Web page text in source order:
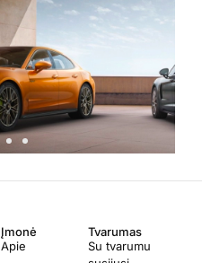
Įmonė
Apie
Tvarumas
Su tvarumu